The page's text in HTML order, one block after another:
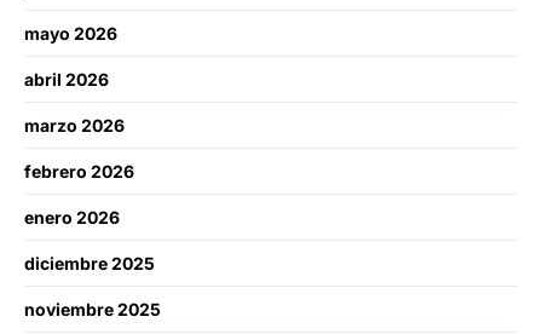
mayo 2026
abril 2026
marzo 2026
febrero 2026
enero 2026
diciembre 2025
noviembre 2025